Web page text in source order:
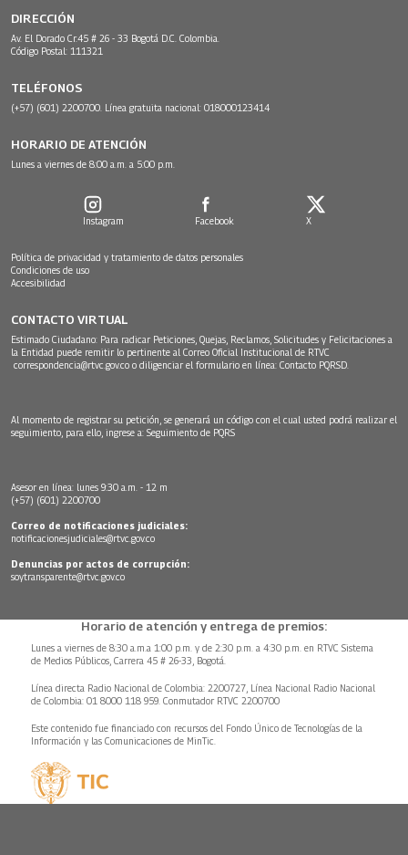
DIRECCIÓN
Av. El Dorado Cr.45 # 26 - 33 Bogotá D.C. Colombia.
Código Postal: 111321
TELÉFONOS
(+57) (601) 2200700. Línea gratuita nacional: 018000123414
HORARIO DE ATENCIÓN
Lunes a viernes de 8:00 a.m. a 5:00 p.m.
Instagram Facebook X
Política de privacidad y tratamiento de datos personales
Condiciones de uso
Accesibilidad
CONTACTO VIRTUAL
Estimado Ciudadano: Para radicar Peticiones, Quejas, Reclamos, Solicitudes y Felicitaciones a
la Entidad puede remitir lo pertinente al Correo Oficial Institucional de RTVC
correspondencia@rtvc.gov.co o diligenciar el formulario en línea: Contacto PQRSD.
Al momento de registrar su petición, se generará un código con el cual usted podrá realizar el
seguimiento, para ello, ingrese a: Seguimiento de PQRS
Asesor en línea: lunes 9:30 a.m. - 12 m
(+57) (601) 2200700
Correo de notificaciones judiciales:
notificacionesjudiciales@rtvc.gov.co
Denuncias por actos de corrupción:
soytransparente@rtvc.gov.co
Horario de atención y entrega de premios:
Lunes a viernes de 8:30 a.m.a 1:00 p.m. y de 2:30 p.m. a 4:30 p.m. en RTVC Sistema
de Medios Públicos, Carrera 45 # 26-33, Bogotá.
Línea directa Radio Nacional de Colombia: 2200727, Línea Nacional Radio Nacional
de Colombia: 01 8000 118 959. Conmutador RTVC 2200700
Este contenido fue financiado con recursos del Fondo Único de Tecnologías de la
Información y las Comunicaciones de MinTic.